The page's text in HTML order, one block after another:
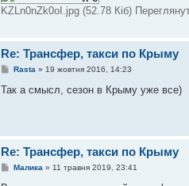
KZLn0nZk0oI.jpg (52.78 Кіб)
Re: Трансфер, такси по Крыму
П
в
л
н
н
я
Rasta » 19 жовтня 2016, 14:23
Так а смысл, сезон в Крыму уже все)
Re: Трансфер, такси по Крыму
ПМалика » 11 травня 2019, 23:41